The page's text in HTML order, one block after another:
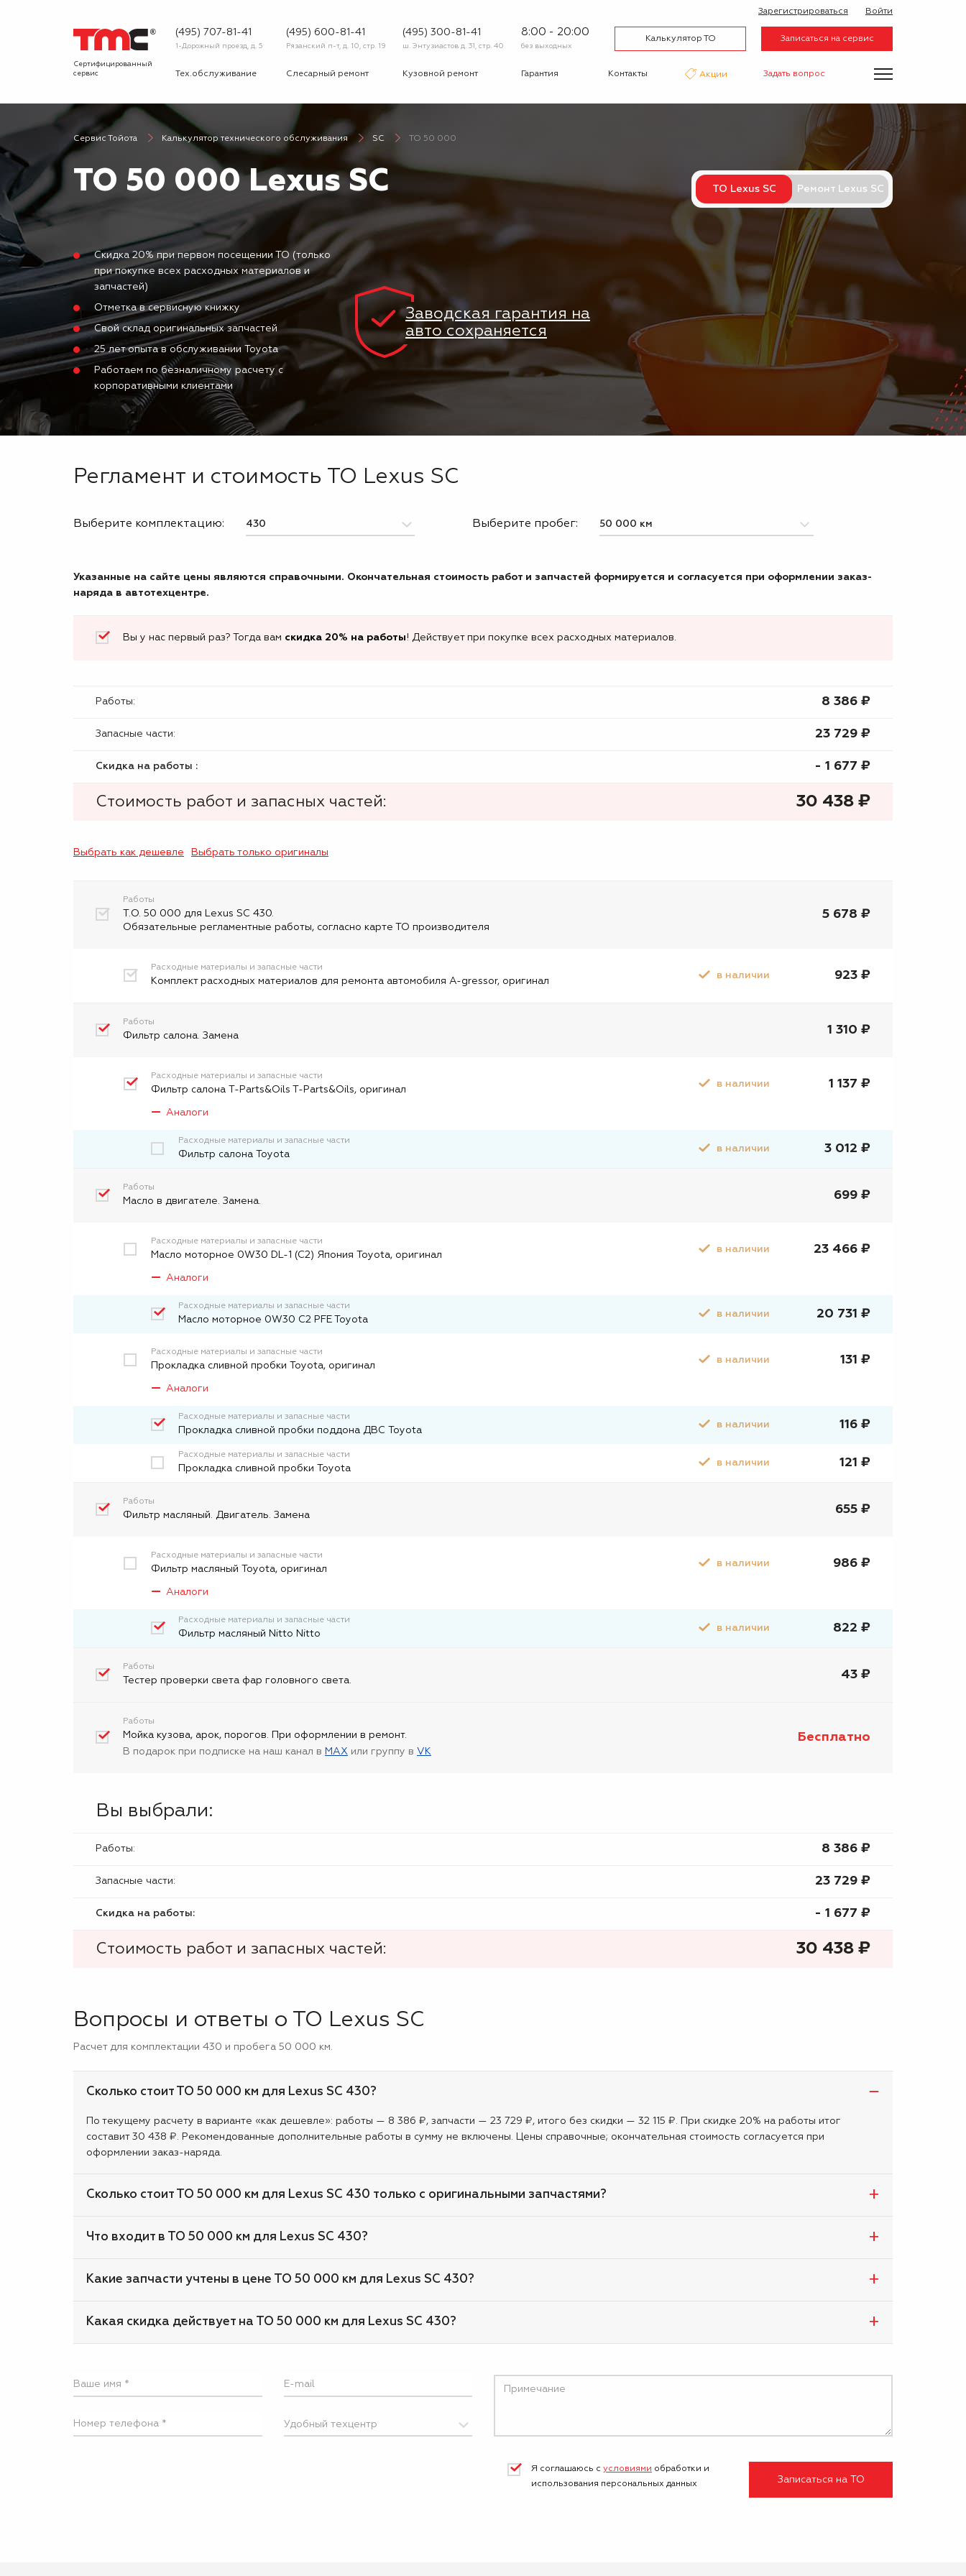
Сертифицированный
сервис
(495) 707-81-41
1-Дорожный проезд, д. 5
(495) 600-81-41
Рязанский п-т, д. 10, стр. 19
(495) 300-81-41
ш. Энтузиастов д. 31, стр. 40
8:00 - 20:00
без выходных
Калькулятор ТО Записаться на сервис
Зарегистрироваться Войти
Тех.обслуживание Слесарный ремонт Кузовной ремонт Гарантия Контакты Акции Задать вопрос
О сервисе Вопрос-ответ
Новости Галерея
Сервис Тойота Калькулятор технического обслуживания SC ТО 50 000
ТО 50 000 Lexus SC ТО Lexus SC Ремонт Lexus SC
Скидка 20% при первом посещении ТО (только
при покупке всех расходных материалов и
запчастей)
Отметка в сервисную книжку
Свой склад оригинальных запчастей
25 лет опыта в обслуживании Toyota
Работаем по безналичному расчету с
корпоративными клиентами
Заводская гарантия на
авто сохраняется
Регламент и стоимость ТО Lexus SC
Выберите комплектацию: Выберите пробег:
Указанные на сайте цены являются справочными. Окончательная стоимость работ и запчастей формируется и согласуется при оформлении заказ-
наряда в автотехцентре.
Вы у нас первый раз? Тогда вам скидка 20% на работы! Действует при покупке всех расходных материалов.
Работы: 8 386 ₷
Запасные части: 23 729 ₷
Скидка на работы : - 1 677 ₷
Стоимость работ и запасных частей: 30 438 ₷
Выбрать как дешевле Выбрать только оригиналы
Работы
Т.О. 50 000 для Lexus SC 430.
Обязательные регламентные работы, согласно карте ТО производителя
5 678 ₽
Расходные материалы и запасные части
Комплект расходных материалов для ремонта автомобиля A-gressor, оригинал
в наличии 923 ₽
Работы
Фильтр салона. Замена 1 310 ₽
Расходные материалы и запасные части
Фильтр салона T-Parts&Oils T-Parts&Oils, оригинал
в наличии 1 137 ₽
Аналоги
Расходные материалы и запасные части
Фильтр салона Toyota
в наличии 3 012 ₽
Работы
Масло в двигателе. Замена. 699 ₽
Расходные материалы и запасные части
Масло моторное 0W30 DL-1 (C2) Япония Toyota, оригинал
в наличии 23 466 ₽
Аналоги
Расходные материалы и запасные части
Масло моторное 0W30 C2 PFE Toyota
в наличии 20 731 ₽
Расходные материалы и запасные части
Прокладка сливной пробки Toyota, оригинал
в наличии 131 ₽
Аналоги
Расходные материалы и запасные части
Прокладка сливной пробки поддона ДВС Toyota
в наличии 116 ₽
Расходные материалы и запасные части
Прокладка сливной пробки Toyota
в наличии 121 ₽
Работы
Фильтр масляный. Двигатель. Замена 655 ₽
Расходные материалы и запасные части
Фильтр масляный Toyota, оригинал
в наличии 986 ₽
Аналоги
Расходные материалы и запасные части
Фильтр масляный Nitto Nitto
в наличии 822 ₽
Работы
Тестер проверки света фар головного света. 43 ₽
Работы
Мойка кузова, арок, порогов. При оформлении в ремонт.
В подарок при подписке на наш канал в MAX или группу в VK
Бесплатно
Вы выбрали:
Работы: 8 386 ₷
Запасные части: 23 729 ₷
Скидка на работы: - 1 677 ₷
Стоимость работ и запасных частей: 30 438 ₷
Вопросы и ответы о ТО Lexus SC
Расчет для комплектации 430 и пробега 50 000 км.
Сколько стоит ТО 50 000 км для Lexus SC 430?
По текущему расчету в варианте «как дешевле»: работы — 8 386 ₽, запчасти — 23 729 ₽, итого без скидки — 32 115 ₽. При скидке 20% на работы итог
составит 30 438 ₽. Рекомендованные дополнительные работы в сумму не включены. Цены справочные; окончательная стоимость согласуется при
оформлении заказ-наряда.
Сколько стоит ТО 50 000 км для Lexus SC 430 только с оригинальными запчастями?
Что входит в ТО 50 000 км для Lexus SC 430?
Какие запчасти учтены в цене ТО 50 000 км для Lexus SC 430?
Какая скидка действует на ТО 50 000 км для Lexus SC 430?
Я соглашаюсь с условиями обработки и
использования персональных данных
Записаться на ТО